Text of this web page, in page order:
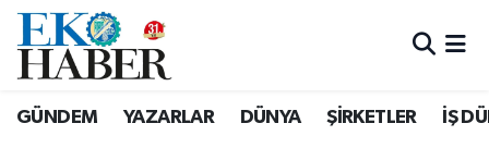
GÜNDEM YAZARLAR DÜNYA ŞİRKETLER İŞ
Hava Durumu